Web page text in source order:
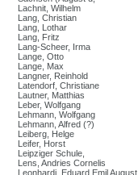
Lachnit, Wilhelm
Lang, Christian
Lang, Lothar
Lang, Fritz
Lang-Scheer, Irma
Lange, Otto
Lange, Max
Langner, Reinhold
Latendorf, Christiane
Lautner, Matthias
Leber, Wolfgang
Lehmann, Wolfgang
Lehmann, Alfred (?)
Leiberg, Helge
Leifer, Horst
Leipziger Schule,
Lens, Andries Cornelis
Leonhardi, Eduard Emil August